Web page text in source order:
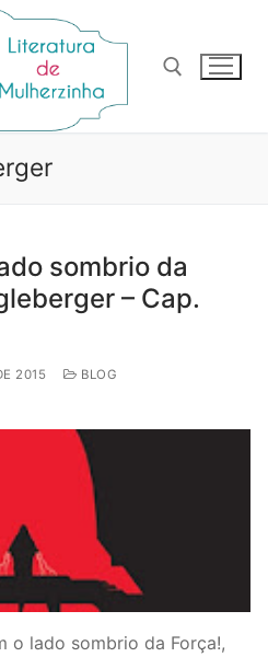
por:
sombrio da
– Cap.
2015
BLOG
o lado sombrio da Força!,